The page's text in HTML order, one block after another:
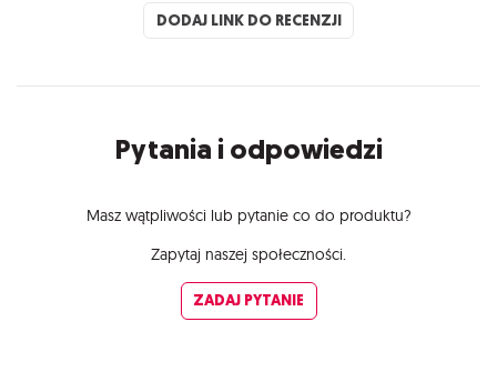
DODAJ LINK DO RECENZJI
Pytania i odpowiedzi
Masz wątpliwości lub pytanie co do produktu?
Zapytaj naszej społeczności.
ZADAJ PYTANIE